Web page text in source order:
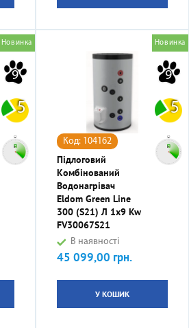
Новинка
9
5
Новинка
9
5
Код: 104162
Підлоговий
Комбінований
Водонагрівач
Eldom Green Line
300 (S21) Л 1x9 Kw
FV30067S21
В наявності
Ціна
45 099,00 грн.
У КОШИК